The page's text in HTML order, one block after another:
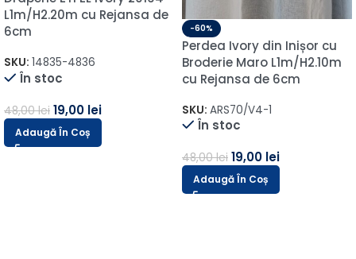
Arasya Home Design S.R.L.
HALA V7 Complex Victoria, Strada Moara
077102 Afumați
BUCURESTI
RO42340172